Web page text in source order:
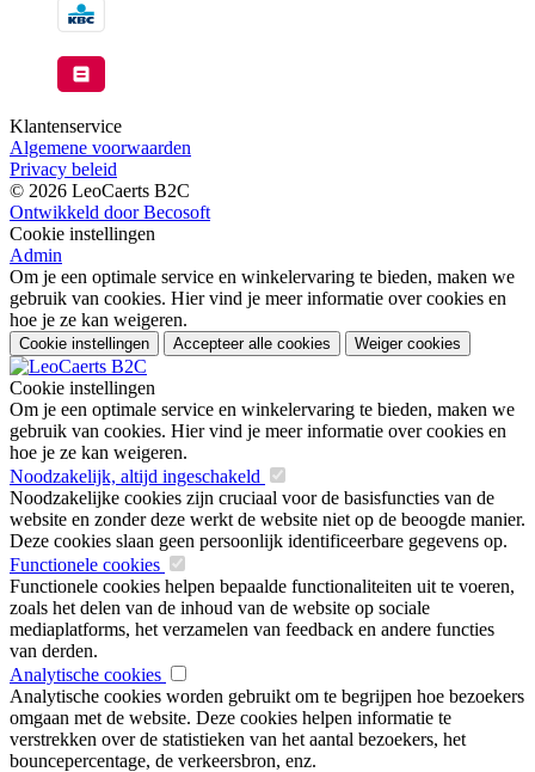
Klantenservice
Algemene voorwaarden
Privacy beleid
© 2026 LeoCaerts B2C
Ontwikkeld door Becosoft
Cookie instellingen
Admin
Om je een optimale service en winkelervaring te bieden, maken we
gebruik van cookies. Hier vind je meer informatie over cookies en
hoe je ze kan weigeren.
Cookie instellingen Accepteer alle cookies Weiger cookies
Cookie instellingen
Om je een optimale service en winkelervaring te bieden, maken we
gebruik van cookies. Hier vind je meer informatie over cookies en
hoe je ze kan weigeren.
Noodzakelijk, altijd ingeschakeld
Noodzakelijke cookies zijn cruciaal voor de basisfuncties van de
website en zonder deze werkt de website niet op de beoogde manier.
Deze cookies slaan geen persoonlijk identificeerbare gegevens op.
Functionele cookies
Functionele cookies helpen bepaalde functionaliteiten uit te voeren,
zoals het delen van de inhoud van de website op sociale
mediaplatforms, het verzamelen van feedback en andere functies
van derden.
Analytische cookies
Analytische cookies worden gebruikt om te begrijpen hoe bezoekers
omgaan met de website. Deze cookies helpen informatie te
verstrekken over de statistieken van het aantal bezoekers, het
bouncepercentage, de verkeersbron, enz.